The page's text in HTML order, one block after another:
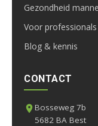
Gezondheid
Voor professionals
Blog & kennis
CONTACT
Bosseweg 7b
5682 BA Best